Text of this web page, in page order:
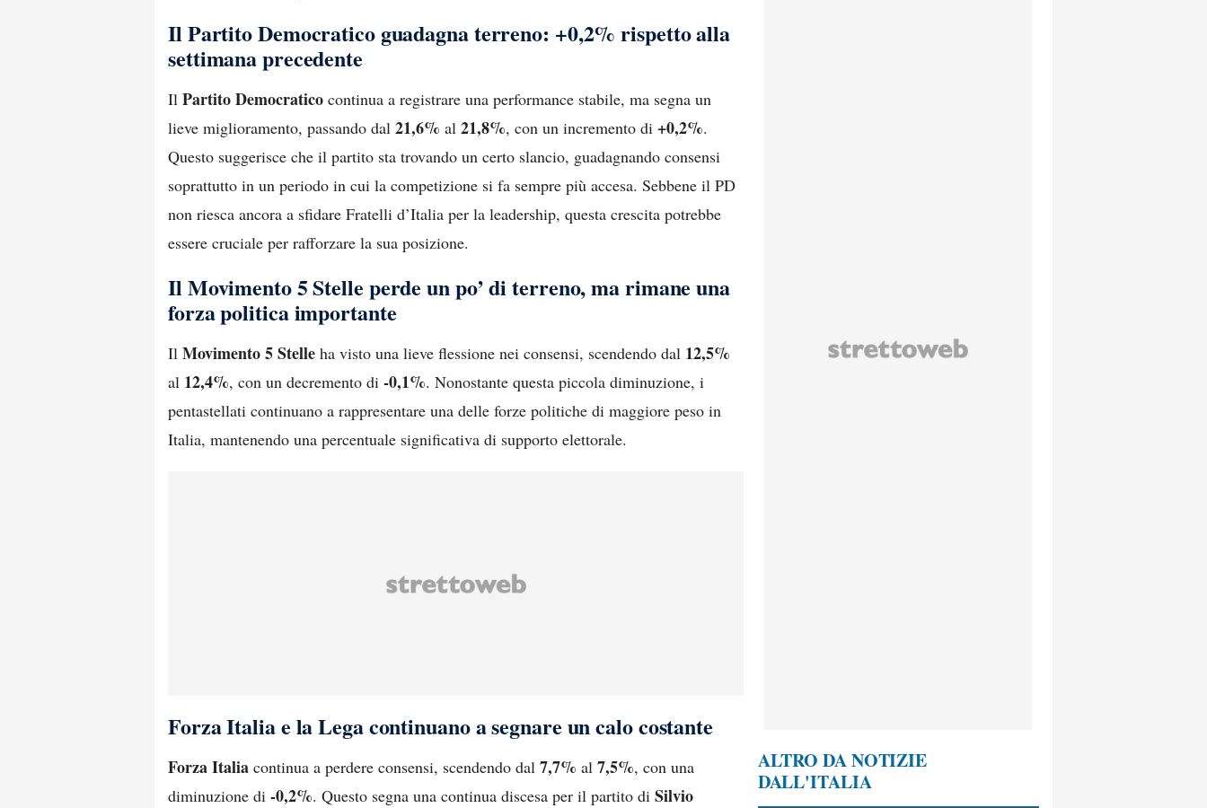
Il Partito Democratico guadagna terreno: +0,2% rispetto alla
settimana precedente
Il Partito Democratico continua a registrare una performance stabile, ma segna un
lieve miglioramento, passando dal 21,6% al 21,8%, con un incremento di +0,2%.
Questo suggerisce che il partito sta trovando un certo slancio, guadagnando consensi
soprattutto in un periodo in cui la competizione si fa sempre più accesa. Sebbene il PD
non riesca ancora a sfidare Fratelli d’Italia per la leadership, questa crescita potrebbe
essere cruciale per rafforzare la sua posizione.
Il Movimento 5 Stelle perde un po’ di terreno, ma rimane una
forza politica importante
Il Movimento 5 Stelle ha visto una lieve flessione nei consensi, scendendo dal 12,5%
al 12,4%, con un decremento di -0,1%. Nonostante questa piccola diminuzione, i
pentastellati continuano a rappresentare una delle forze politiche di maggiore peso in
Italia, mantenendo una percentuale significativa di supporto elettorale.
Forza Italia e la Lega continuano a segnare un calo costante
Forza Italia continua a perdere consensi, scendendo dal 7,7% al 7,5%, con una
diminuzione di -0,2%. Questo segna una continua discesa per il partito di Silvio
ALTRO DA NOTIZIE
DALL'ITALIA